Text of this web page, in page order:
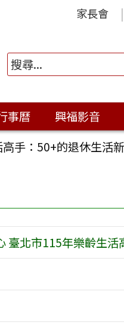
家長會
事曆 興福影音
手：50+的退休生活
臺北市115年樂齡生